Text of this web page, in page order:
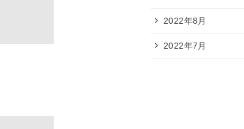
2022年8月
2022年7月